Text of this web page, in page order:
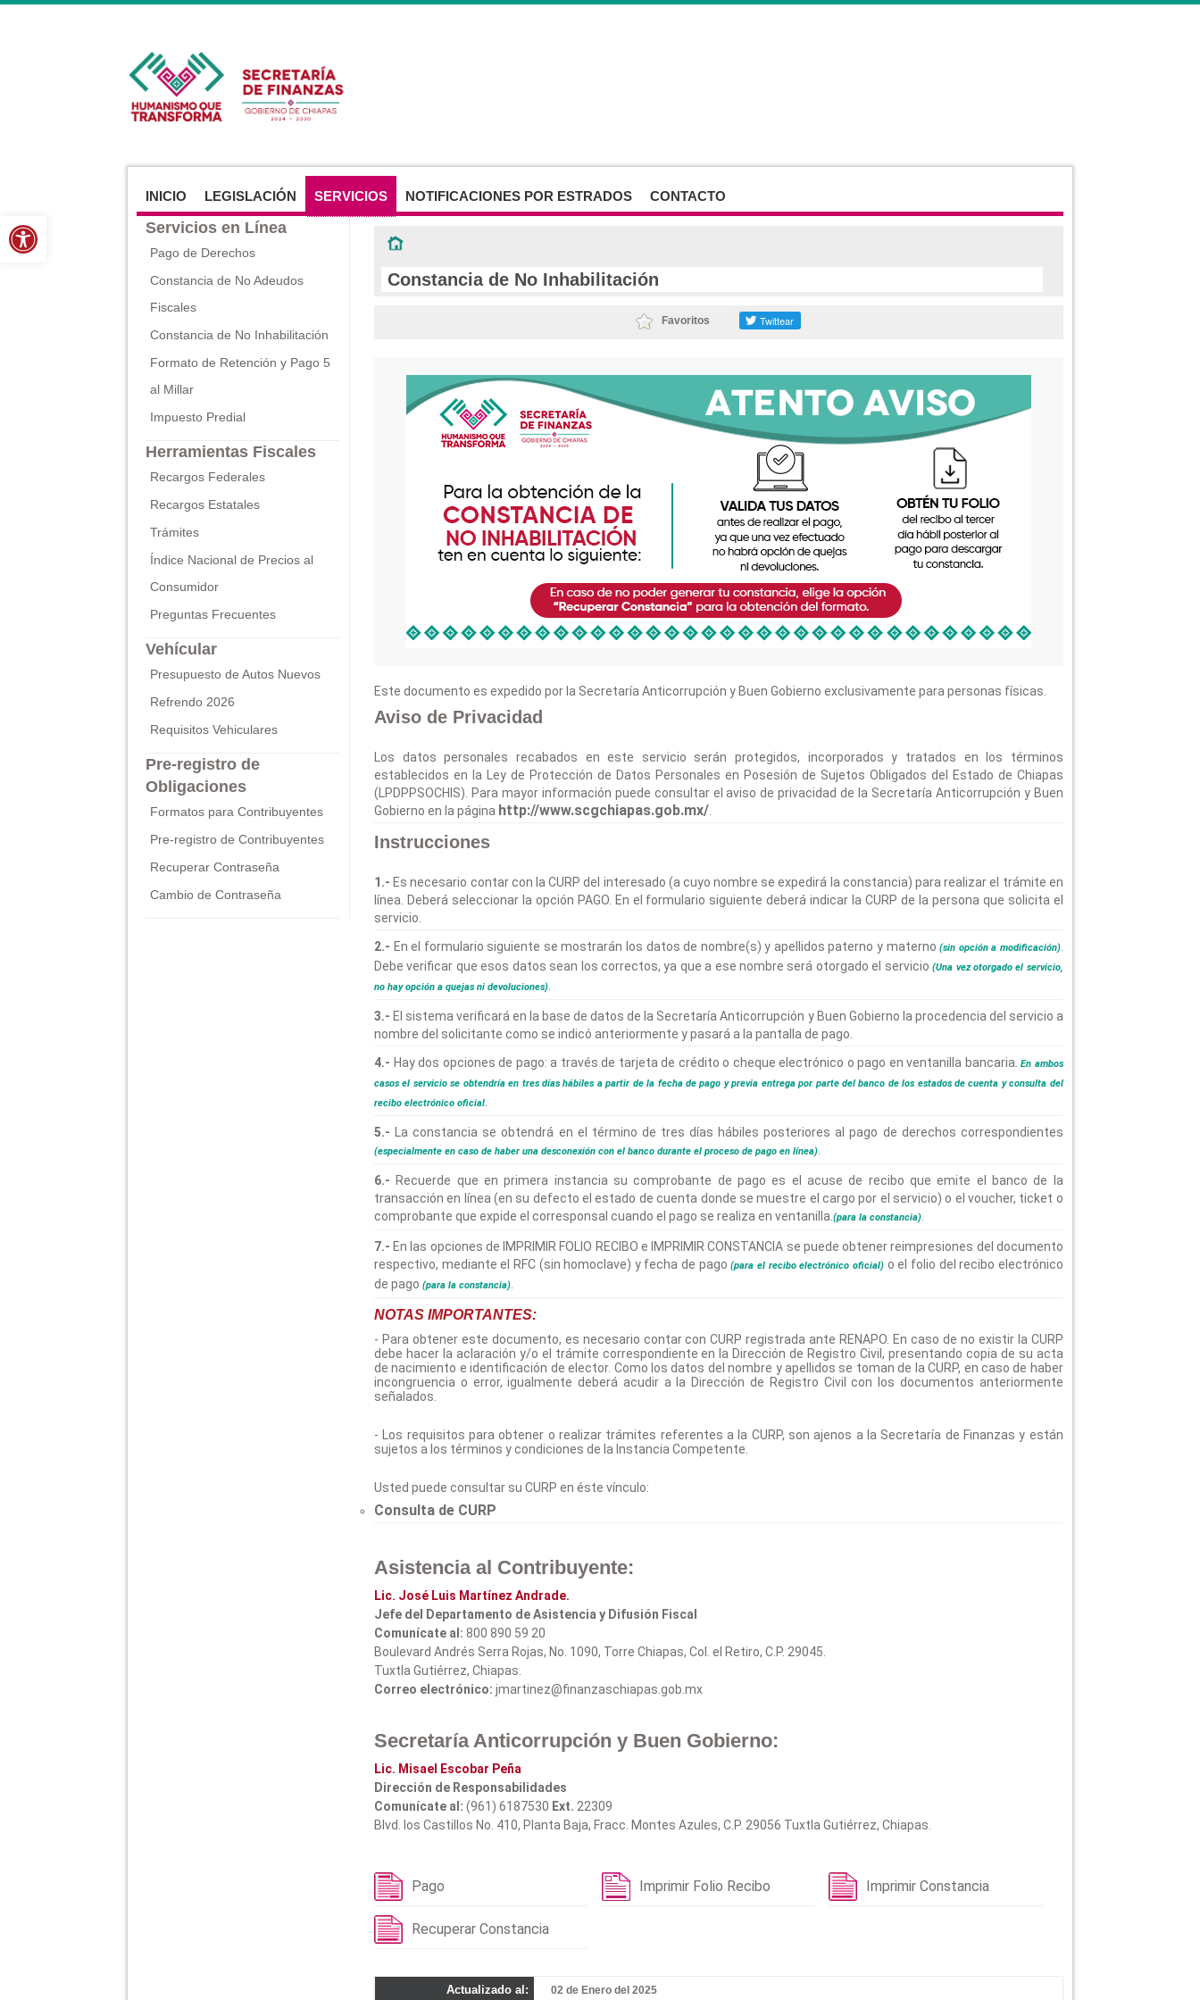
INICIO LEGISLACIÓN SERVICIOS NOTIFICACIONES POR ESTRADOS CONTACTO
Abrir barra de herramientasServicios en Línea
Pago de Derechos
Constancia de No Adeudos
Fiscales
Constancia de No Inhabilitación
Formato de Retención y Pago 5
al Millar
Impuesto Predial
Herramientas Fiscales
Recargos Federales
Recargos Estatales
Trámites
Índice Nacional de Precios al
Consumidor
Preguntas Frecuentes
Vehícular
Presupuesto de Autos Nuevos
Refrendo 2026
Requisitos Vehiculares
Pre-registro de
Obligaciones
Formatos para Contribuyentes
Pre-registro de Contribuyentes
Recuperar Contraseña
Cambio de Contraseña
Constancia de No Inhabilitación
Favoritos
Este documento es expedido por la Secretaría Anticorrupción y Buen Gobierno exclusivamente para personas físicas.
Aviso de Privacidad
Los datos personales recabados en este servicio serán protegidos, incorporados y tratados en los términos
establecidos en la Ley de Protección de Datos Personales en Posesión de Sujetos Obligados del Estado de Chiapas
(LPDPPSOCHIS). Para mayor información puede consultar el aviso de privacidad de la Secretaría Anticorrupción y Buen
Gobierno en la página http://www.scgchiapas.gob.mx/
Instrucciones
1.- Es necesario contar con la CURP del interesado (a cuyo nombre se expedirá la constancia) para realizar el trámite en
línea. Deberá seleccionar la opción PAGO. En el formulario siguiente deberá indicar la CURP de la persona que solicita el
servicio.
2.- En el formulario siguiente se mostrarán los datos de nombre(s) y apellidos paterno y materno(sin opción a modificación).
Debe verificar que esos datos sean los correctos, ya que a ese nombre será otorgado el servicio(Una vez otorgado el servicio,
no hay opción a quejas ni devoluciones)
3.- El sistema verificará en la base de datos de la Secretaría Anticorrupción y Buen Gobierno la procedencia del servicio a
nombre del solicitante como se indicó anteriormente y pasará a la pantalla de pago.
4.- Hay dos opciones de pago: a través de tarjeta de crédito o cheque electrónico o pago en ventanilla bancaria. En ambos
casos el servicio se obtendría en tres días hábiles a partir de la fecha de pago y previa entrega por parte del banco de los estados de cuenta y consulta del
recibo electrónico oficial
5.- La constancia se obtendrá en el término de tres días hábiles posteriores al pago de derechos correspondientes
(especialmente en caso de haber una desconexión con el banco durante el proceso de pago en línea)
6.- Recuerde que en primera instancia su comprobante de pago es el acuse de recibo que emite el banco de la
transacción en línea (en su defecto el estado de cuenta donde se muestre el cargo por el servicio) o el voucher, ticket o
comprobante que expide el corresponsal cuando el pago se realiza en ventanilla.(para la constancia)
7.- En las opciones de IMPRIMIR FOLIO RECIBO e IMPRIMIR CONSTANCIA se puede obtener reimpresiones del documento
respectivo, mediante el RFC (sin homoclave) y fecha de pago(para el recibo electrónico oficial)o el folio del recibo electrónico
de pago(para la constancia)
NOTAS IMPORTANTES:
- Para obtener este documento, es necesario contar con CURP registrada ante RENAPO. En caso de no existir la CURP
debe hacer la aclaración y/o el trámite correspondiente en la Dirección de Registro Civil, presentando copia de su acta
de nacimiento e identificación de elector. Como los datos del nombre y apellidos se toman de la CURP, en caso de haber
incongruencia o error, igualmente deberá acudir a la Dirección de Registro Civil con los documentos anteriormente
señalados.
- Los requisitos para obtener o realizar trámites referentes a la CURP, son ajenos a la Secretaría de Finanzas y están
sujetos a los términos y condiciones de la Instancia Competente.
Usted puede consultar su CURP en éste vínculo:
Consulta de CURP
Asistencia al Contribuyente:
Lic. José Luis Martínez Andrade.
Jefe del Departamento de Asistencia y Difusión Fiscal
Comunícate al: 800 890 59 20
Boulevard Andrés Serra Rojas, No. 1090, Torre Chiapas, Col. el Retiro, C.P. 29045.
Tuxtla Gutiérrez, Chiapas.
Correo electrónico: jmartinez@finanzaschiapas.gob.mx
Secretaría Anticorrupción y Buen Gobierno:
Lic. Misael Escobar Peña
Dirección de Responsabilidades
Comunícate al: (961) 6187530 Ext. 22309
Blvd. los Castillos No. 410, Planta Baja, Fracc. Montes Azules, C.P. 29056 Tuxtla Gutiérrez, Chiapas.
Pago Imprimir Folio Recibo Imprimir Constancia
Recuperar Constancia
Actualizado al: 02 de Enero del 2025